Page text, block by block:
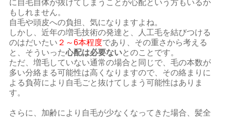
に自毛自体が抜けてしまうことが心配という方もいるか
もしれません。
自毛や頭皮への負担、気になりますよね。
しかし、近年の増毛技術の発達と、人工毛を結びつける
のはだいたい ２～6本程度であり、その重さから考える
と、そういった心配は必要ないとのことです。
ただ、増毛していない通常の場合と同じで、毛の本数が
多い分絡まる可能性は高くなりますので、その絡まりに
よる負荷により自毛ごと抜けてしまう可能性はありま
す。
さらに、加齢により自毛が少なくなってきた場合、髪全